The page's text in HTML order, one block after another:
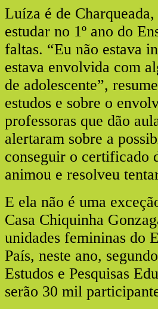
Luíza é de
estudar no 1º ano do
faltas. “Eu não estava
estava envolvida com
de adolescente”,
estudos e sobre o
professoras que dão
alertaram sobre a
conseguir o certificado
animou e resolveu
E ela não é uma
Casa Chiquinha
unidades femininas do
País, neste ano,
Estudos e Pesquisas
serão 30 mil